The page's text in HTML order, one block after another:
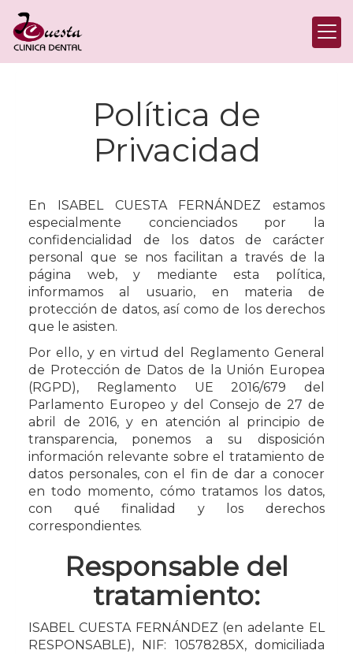
Política de
Privacidad
En ISABEL CUESTA FERNÁNDEZ estamos
especialmente concienciados por la
confidencialidad de los datos de carácter
personal que se nos facilitan a través de la
página web, y mediante esta política,
informamos al usuario, en materia de
protección de datos, así como de los derechos
que le asisten.
Por ello, y en virtud del Reglamento General
de Protección de Datos de la Unión Europea
(RGPD), Reglamento UE 2016/679 del
Parlamento Europeo y del Consejo de 27 de
abril de 2016, y en atención al principio de
transparencia, ponemos a su disposición
información relevante sobre el tratamiento de
datos personales, con el fin de dar a conocer
en todo momento, cómo tratamos los datos,
con qué finalidad y los derechos
correspondientes.
Responsable del
tratamiento:
ISABEL CUESTA FERNÁNDEZ (en adelante EL
RESPONSABLE), NIF: 10578285X, domiciliada